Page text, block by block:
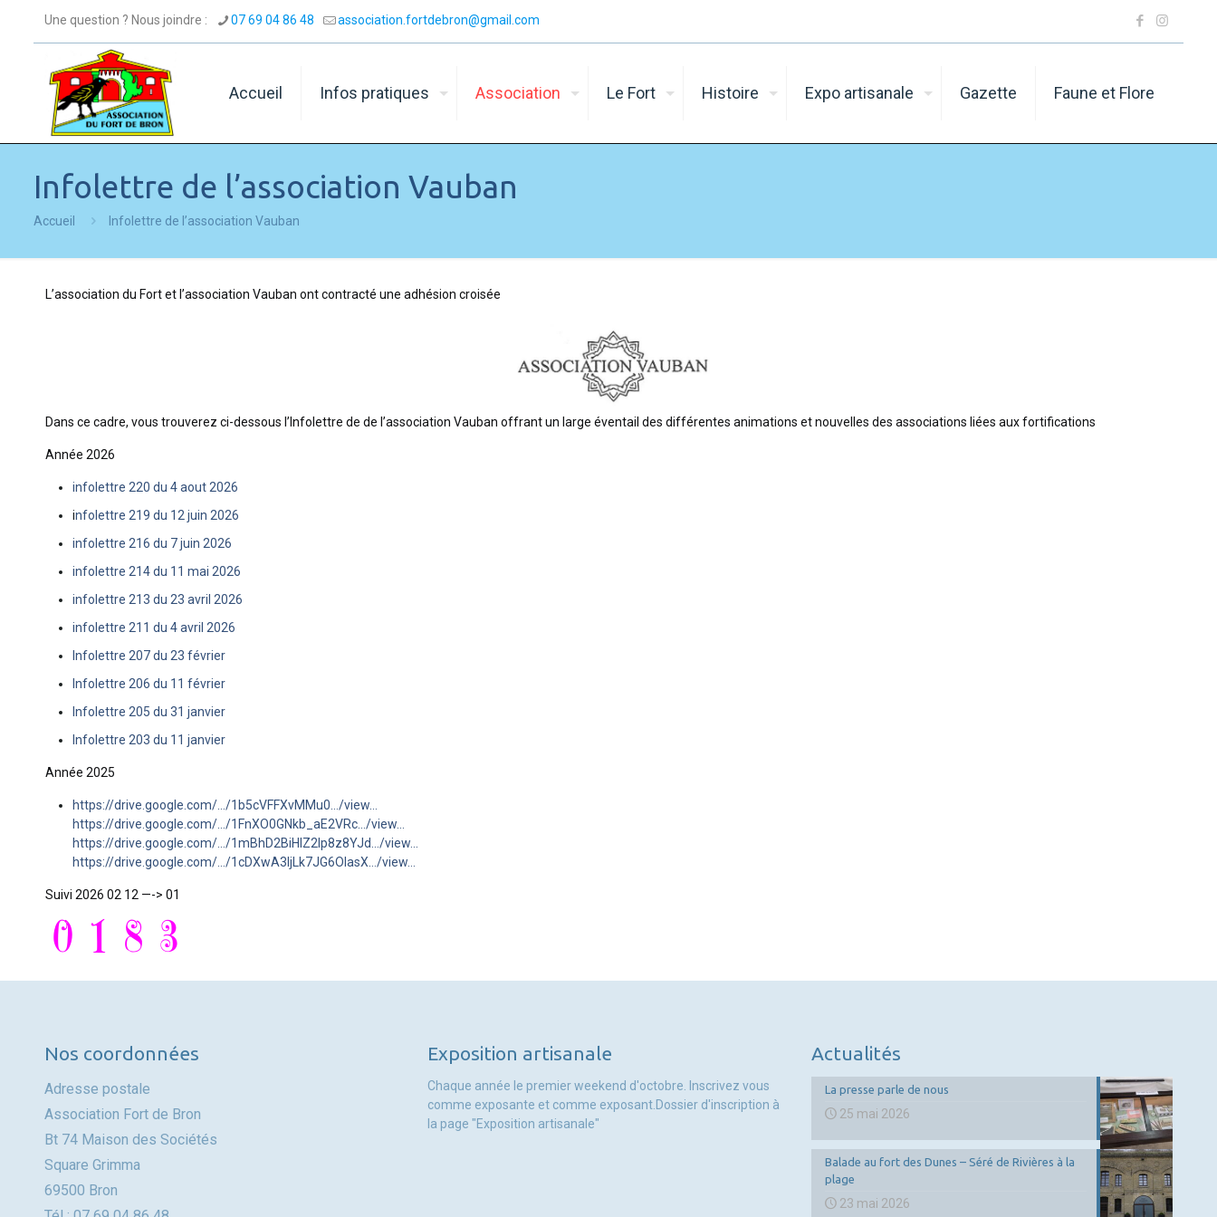
Une question ? Nous joindre : 07 69 04 86 48 association.fortdebron@gmail.com
Accueil Infos pratiques Association Le Fort Histoire Expo artisanale Gazette Faune et Flore
Infolettre de l’association Vauban
Accueil Infolettre de l’association Vauban
L’association du Fort et l’association Vauban ont contracté une adhésion croisée
Dans ce cadre, vous trouverez ci-dessous l’Infolettre de de l’association Vauban offrant un large éventail des différentes animations et nouvelles des associations liées aux fortifications
Année 2026
infolettre 220 du 4 aout 2026
infolettre 219 du 12 juin 2026
infolettre 216 du 7 juin 2026
infolettre 214 du 11 mai 2026
infolettre 213 du 23 avril 2026
infolettre 211 du 4 avril 2026
Infolettre 207 du 23 février
Infolettre 206 du 11 février
Infolettre 205 du 31 janvier
Infolettre 203 du 11 janvier
Année 2025
https://drive.google.com/…/1b5cVFFXvMMu0…/view…
https://drive.google.com/…/1FnXO0GNkb_aE2VRc…/view…
https://drive.google.com/…/1mBhD2BiHlZ2lp8z8YJd…/view…
https://drive.google.com/…/1cDXwA3ljLk7JG6OlasX…/view…
Suivi 2026 02 12 —-> 01
Nos coordonnées
Adresse postale
Association Fort de Bron
Bt 74 Maison des Sociétés
Square Grimma
69500 Bron
Exposition artisanale
Chaque année le premier weekend d'octobre. Inscrivez vous
comme exposante et comme exposant.Dossier d'inscription à
la page "Exposition artisanale"
Actualités
La presse parle de nous
25 mai 2026
Balade au fort des Dunes – Séré de Rivières à la
plage
23 mai 2026